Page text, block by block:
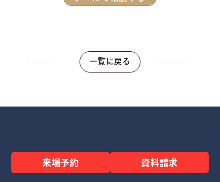
一覧に戻る
来場予約 資料請求